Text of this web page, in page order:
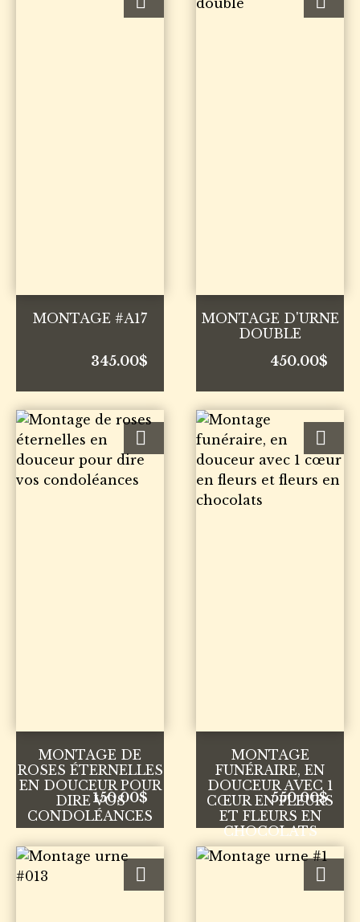
MONTAGE #A17
345.00$
MONTAGE D'URNE
DOUBLE
450.00$
MONTAGE DE
ROSES ÉTERNELLES
EN DOUCEUR POUR
DIRE VOS
CONDOLÉANCES
150.00$
MONTAGE
FUNÉRAIRE, EN
DOUCEUR AVEC 1
CŒUR EN FLEURS
ET FLEURS EN
CHOCOLATS
550.00$